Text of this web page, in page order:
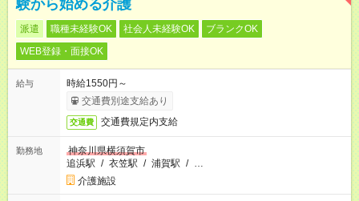
験から始める介護
派遣 職種未経験OK 社会人未経験OK
ブランクOK
WEB登録・面接OK
給与
時給1550円～
交通費別途支給あり
交通費 交通費規定内支給
勤務地
神奈川県横須賀市
追浜駅 / 衣笠駅 / 浦賀駅 / …
介護施設